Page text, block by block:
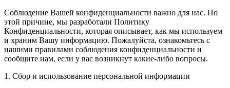
Соблюдение Вашей конфиденциальности важно для нас. По
этой причине, мы разработали Политику
Конфиденциальности, которая описывает, как мы используем
и храним Вашу информацию. Пожалуйста, ознакомьтесь с
нашими правилами соблюдения конфиденциальности и
сообщите нам, если у вас возникнут какие-либо вопросы.
1. Сбор и использование персональной информации